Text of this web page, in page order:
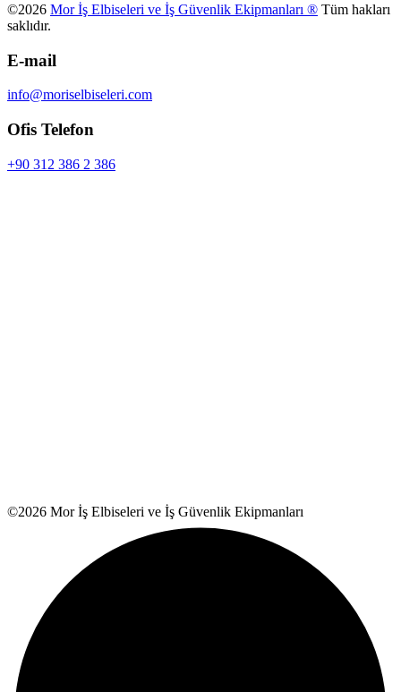
©2026 Mor İş Elbiseleri ve İş Güvenlik Ekipmanları ® Tüm hakları
saklıdır.
E-mail
info@moriselbiseleri.com
Ofis Telefon
+90 312 386 2 386
©2026 Mor İş Elbiseleri ve İş Güvenlik Ekipmanları